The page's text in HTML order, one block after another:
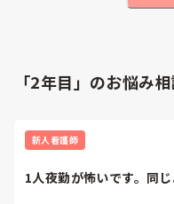
「2年目」のお悩み
新人看護師
1人夜勤が怖いです。同